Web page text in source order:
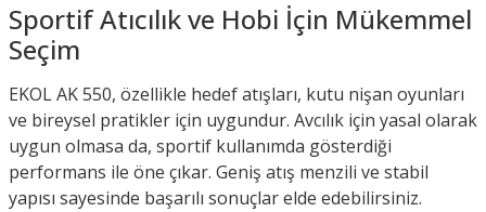
Sportif Atıcılık ve Hobi İçin Mükemmel
Seçim
EKOL AK 550, özellikle hedef atışları, kutu nişan oyunları
ve bireysel pratikler için uygundur. Avcılık için yasal olarak
uygun olmasa da, sportif kullanımda gösterdiği
performans ile öne çıkar. Geniş atış menzili ve stabil
yapısı sayesinde başarılı sonuçlar elde edebilirsiniz.